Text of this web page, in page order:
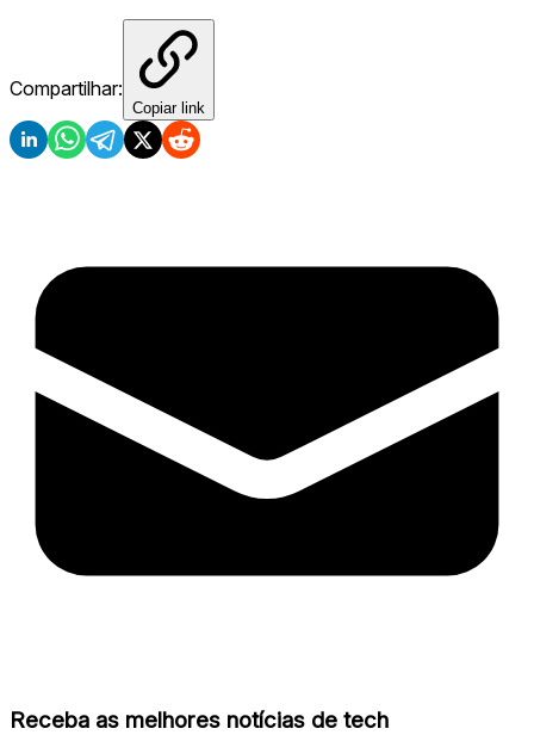
Compartilhar:
Copiar link
Receba as melhores notícias de tech